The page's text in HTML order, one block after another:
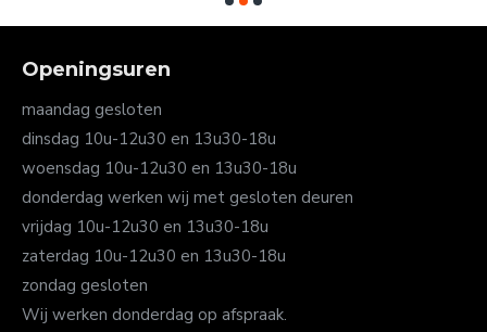
Openingsuren
maandag gesloten
dinsdag 10u-12u30 en 13u30-18u
woensdag 10u-12u30 en 13u30-18u
donderdag werken wij met gesloten deuren
vrijdag 10u-12u30 en 13u30-18u
zaterdag 10u-12u30 en 13u30-18u
zondag gesloten
Wij werken donderdag op afspraak.